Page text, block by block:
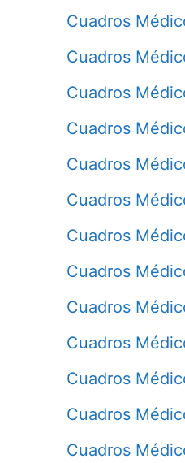
Cuadros
Cuadros
Cuadros
Cuadros
Cuadros
Cuadros
Cuadros
Cuadros
Cuadros
Cuadros
Cuadros
Cuadros
Cuadros